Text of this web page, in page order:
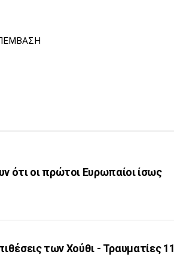
ότι οι πρώτοι Ευρωπαίοι ίσως
των Χούθι - Τραυματίες 11